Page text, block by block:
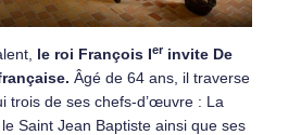
le roi François Ier invite De
Âgé de 64 ans, il traverse
trois de ses chefs-d’œuvre : La
Saint Jean Baptiste ainsi que ses